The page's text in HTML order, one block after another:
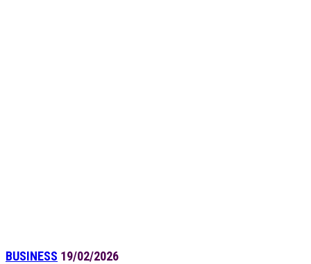
BUSINESS 19/02/2026